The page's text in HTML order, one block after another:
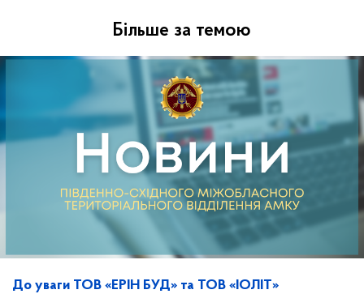
Більше за темою
До уваги ТОВ «ЕРІН БУД» та ТОВ «ІОЛІТ»